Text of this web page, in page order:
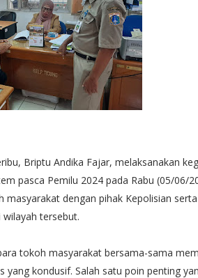
Briptu Andika Fajar, melaksanakan
pasca Pemilu 2024 pada Rabu (05/06/
dengan pihak Kepolisian
tersebut.
tokoh masyarakat bersama-sama
kondusif. Salah satu poin penting